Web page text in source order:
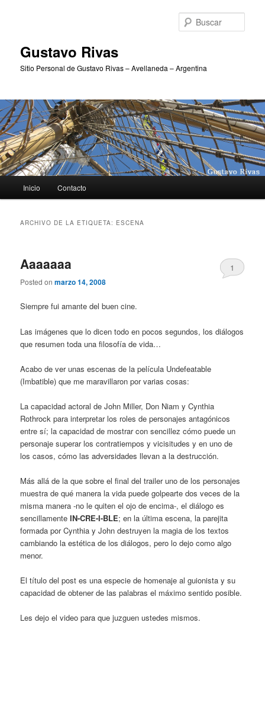
Gustavo Rivas
Sitio Personal de Gustavo Rivas – Avellaneda – Argentina
principal
Inicio Contacto
ARCHIVO DE LA ETIQUETA: ESCENA
Aaaaaaa
Posted onmarzo 14, 2008
1
Siempre fui amante del buen cine.
Las imágenes que lo dicen todo en pocos segundos, los diálogos
que resumen toda una filosofía de vida…
Acabo de ver unas escenas de la película Undefeatable
(Imbatible) que me maravillaron por varias cosas:
La capacidad actoral de John Miller, Don Niam y Cynthia
Rothrock para interpretar los roles de personajes antagónicos
entre sí; la capacidad de mostrar con sencillez cómo puede un
personaje superar los contratiempos y vicisitudes y en uno de
los casos, cómo las adversidades llevan a la destrucción.
Más allá de la que sobre el final del trailer uno de los personajes
muestra de qué manera la vida puede golpearte dos veces de la
misma manera -no le quiten el ojo de encima-, el diálogo es
sencillamenteIN-CRE-I-BLE; en la última escena, la parejita
formada por Cynthia y John destruyen la magia de los textos
cambiando la estética de los diálogos, pero lo dejo como algo
menor.
El título del post es una especie de homenaje al guionista y su
capacidad de obtener de las palabras el máximo sentido posible.
Les dejo el video para que juzguen ustedes mismos.